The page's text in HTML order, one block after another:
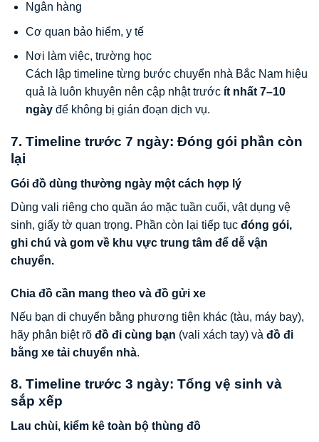
Ngân hàng
Cơ quan bảo hiểm, y tế
Nơi làm việc, trường học
Cách lập timeline từng bước chuyển nhà Bắc Nam hiệu
quả là luôn khuyên nên cập nhật trước ít nhất 7–10
ngàyđể không bị gián đoạn dịch vụ.
7. Timeline trước 7 ngày: Đóng gói phần còn
lại
Gói đồ dùng thường ngày một cách hợp lý
Dùng vali riêng cho quần áo mặc tuần cuối, vật dụng vệ
sinh, giấy tờ quan trọng. Phần còn lại tiếp tục đóng gói,
ghi chú và gom về khu vực trung tâm để dễ vận
chuyển.
Chia đồ cần mang theo và đồ gửi xe
Nếu bạn di chuyển bằng phương tiện khác (tàu, máy bay),
hãy phân biệt rõ đồ đi cùng bạn (vali xách tay) và đồ đi
bằng xe tải chuyển nhà.
8. Timeline trước 3 ngày: Tổng vệ sinh và
sắp xếp
Lau chùi, kiểm kê toàn bộ thùng đồ